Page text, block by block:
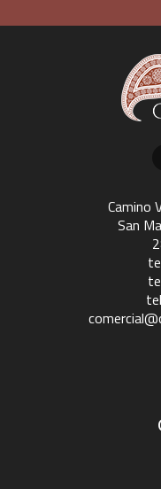
Camino
San